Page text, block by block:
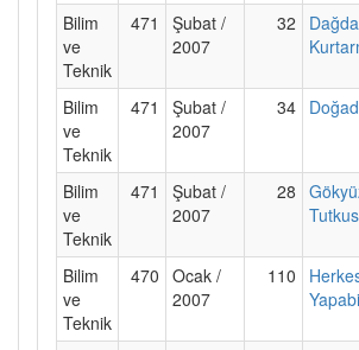
Bilim
ve
Teknik
471
Şubat /
2007
32
Bilim
ve
Teknik
471
Şubat /
2007
34
Bilim
ve
Teknik
471
Şubat /
2007
28
Bilim
ve
Teknik
470 Ocak /
2007
110